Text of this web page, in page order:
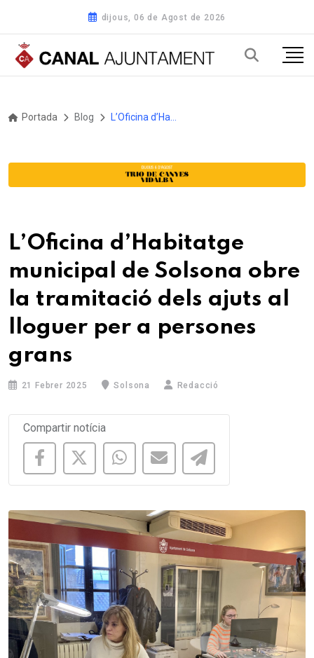
dijous, 06 de Agost de 2026
Portada Blog
L’Oficina d’Habitatge
municipal de Solsona obre
la tramitació dels ajuts al
lloguer per a persones
grans
21 Febrer 2025 Solsona Redacció
Compartir notícia